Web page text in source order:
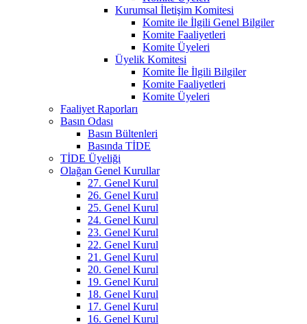
Kurumsal İletişim Komitesi
Komite ile İlgili Genel Bilgiler
Komite Faaliyetleri
Komite Üyeleri
Üyelik Komitesi
Komite İle İlgili Bilgiler
Komite Faaliyetleri
Komite Üyeleri
Faaliyet Raporları
Basın Odası
Basın Bültenleri
Basında TİDE
TİDE Üyeliği
Olağan Genel Kurullar
27. Genel Kurul
26. Genel Kurul
25. Genel Kurul
24. Genel Kurul
23. Genel Kurul
22. Genel Kurul
21. Genel Kurul
20. Genel Kurul
19. Genel Kurul
18. Genel Kurul
17. Genel Kurul
16. Genel Kurul